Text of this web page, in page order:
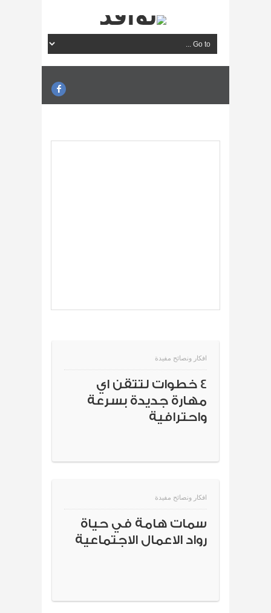
افكار ونصائح مفيدة
4 خطوات لتتقن اي
مهارة جديدة بسرعة
واحترافية
افكار ونصائح مفيدة
سمات هامة في حياة
رواد الاعمال الاجتماعية